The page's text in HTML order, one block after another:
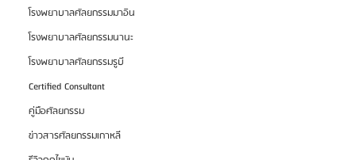
โรงพยาบาลศัลยกรรมมาอิน
โรงพยาบาลศัลยกรรมนานะ
โรงพยาบาลศัลยกรรมรูบี
Certified Consultant
คู่มือศัลยกรรม
ข่าวสารศัลยกรรมเกาหลี